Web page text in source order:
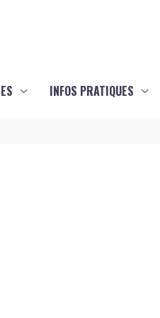
INFOS PRATIQUES